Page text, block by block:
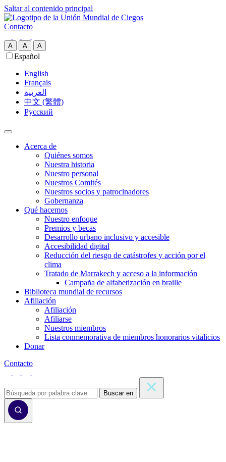
Saltar al contenido principal
Contacto
A A A
Español
English
Français
العربية‏
中文 (繁體)
Русский
Acerca de
Quiénes somos
Nuestra historia
Nuestro personal
Nuestros Comités
Nuestros socios y patrocinadores
Gobernanza
Qué hacemos
Nuestro enfoque
Premios y becas
Desarrollo urbano inclusivo y accesible
Accesibilidad digital
Reducción del riesgo de catástrofes y acción por el
clima
Tratado de Marrakech y acceso a la información
Campaña de alfabetización en braille
Biblioteca mundial de recursos
Afiliación
Afiliación
Afiliarse
Nuestros miembros
Lista conmemorativa de miembros honorarios vitalicios
Donar
Contacto
Buscar en